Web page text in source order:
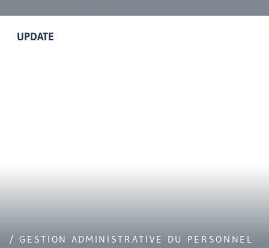
UPDATE
/ GESTION ADMINISTRATIVE DU PERSONNEL